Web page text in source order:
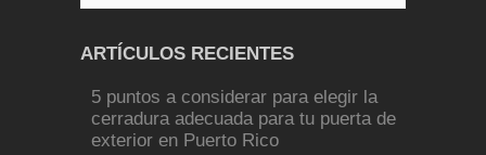
ARTÍCULOS RECIENTES
5 puntos a considerar para elegir la
cerradura adecuada para tu puerta de
exterior en Puerto Rico